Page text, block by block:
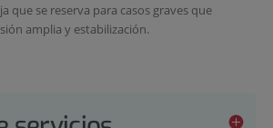
que se reserva para casos graves que
amplia y estabilización.